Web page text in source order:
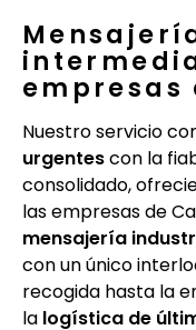
empresas
Nuestro servicio
urgentescon la
consolidado,
las empresas de
mensajería
con un único
recogida hasta la
la logística de